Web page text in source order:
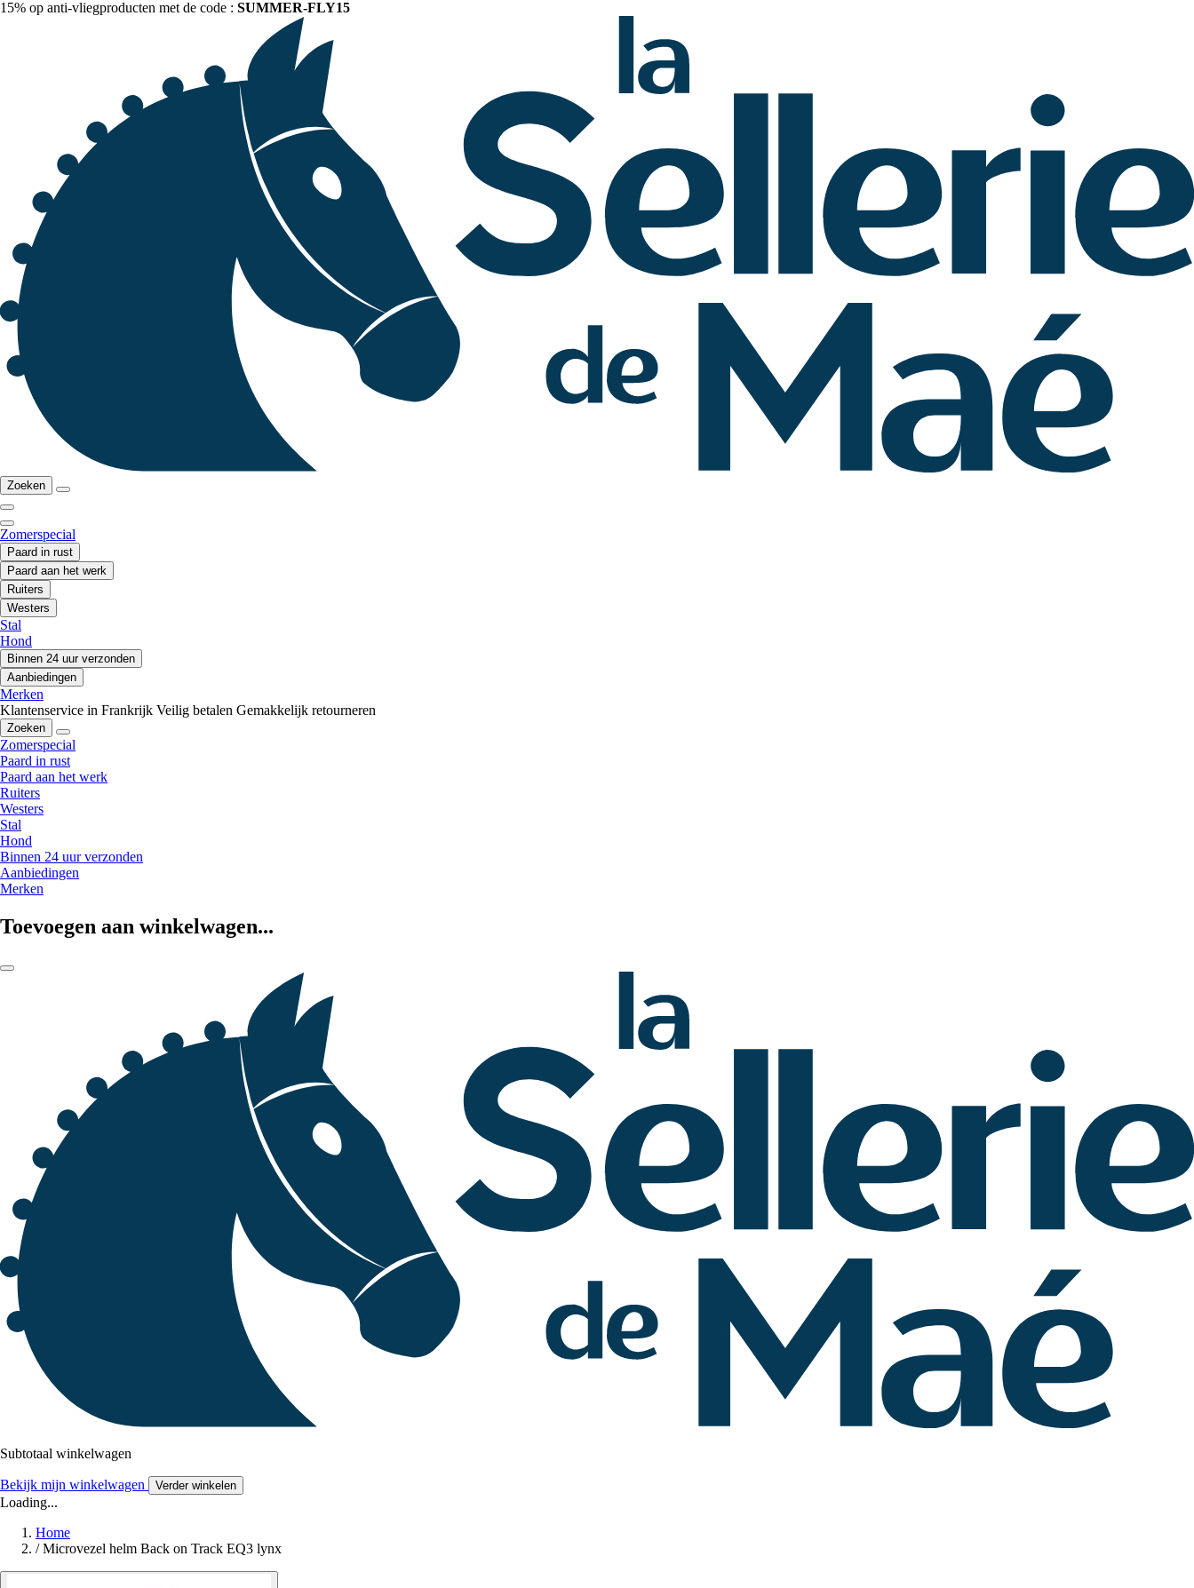
15% op anti-vliegproducten met de code : SUMMER-FLY15
Zoeken
Zomerspecial
Paard in rust
Paard aan het werk
Ruiters
Westers
Stal
Hond
Binnen 24 uur verzonden
Aanbiedingen
Merken
Klantenservice in Frankrijk Veilig betalen Gemakkelijk retourneren
Zoeken
Zomerspecial
Paard in rust
Paard aan het werk
Ruiters
Westers
Stal
Hond
Binnen 24 uur verzonden
Aanbiedingen
Merken
Toevoegen aan winkelwagen...
Subtotaal winkelwagen
Bekijk mijn winkelwagen Verder winkelen
Loading...
Home
/ Microvezel helm Back on Track EQ3 lynx